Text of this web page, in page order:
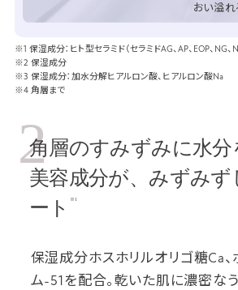
おい溢れ
※1 保湿成分：ヒト型セラミド（セラミドAG、AP、EOP、NG、
※2 保湿成分
※3 保湿成分：加水分解ヒアルロン酸、ヒアルロン酸Na
※4 角層まで
2
角層のすみずみに水分
美容成分が、みずみ
ート
※1
保湿成分ホスホリルオリゴ糖Ca、
ム-51を配合。乾いた肌に濃密な